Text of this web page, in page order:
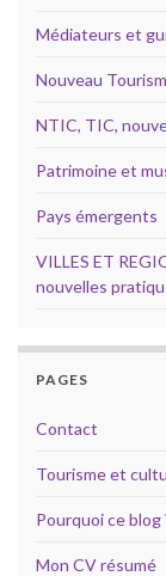
Médiateurs et
Nouveau
NTIC, TIC,
Patrimoine et
Pays émergents
VILLES ET
nouvelles
PAGES
Contact
Tourisme et
Pourquoi ce blog
Mon CV résumé